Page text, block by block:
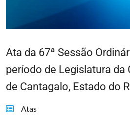
Ata da 67ª Sessão
período de Legislatura da
de Cantagalo, Estado do
Atas